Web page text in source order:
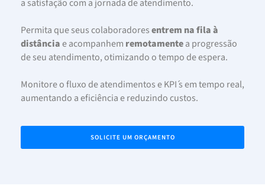
a satisfação com a jornada de atendimento.
Permita que seus colaboradoresentrem na fila à
distânciae acompanhem remotamentea progressão
de seu atendimento, otimizando o tempo de espera.
Monitore o fluxo de atendimentos e KPI ́s em tempo real,
aumentando a eficiência e reduzindo custos.
SOLICITE UM ORÇAMENTO